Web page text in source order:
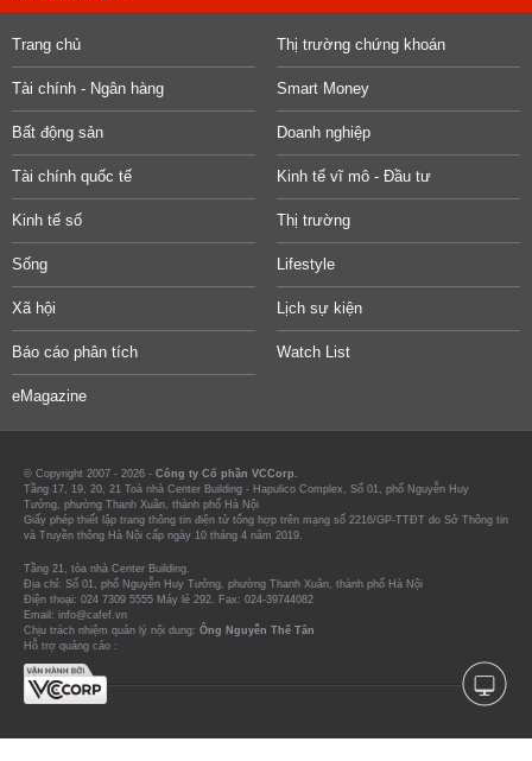
Trang chủ Thị trường chứng khoán
Tài chính - Ngân hàng Smart Money
Bất động sản Doanh nghiệp
Tài chính quốc tế Kinh tế vĩ mô - Đầu tư
Kinh tế số Thị trường
Sống Lifestyle
Xã hội Lịch sự kiện
Báo cáo phân tích Watch List
eMagazine
© Copyright 2007 - 2026 - Công ty Cổ phần VCCorp.
Tầng 17, 19, 20, 21 Toà nhà Center Building - Hapulico Complex, Số 01, phố Nguyễn Huy
Tưởng, phường Thanh Xuân, thành phố Hà Nội
Giấy phép thiết lập trang thông tin điện tử tổng hợp trên mạng số 2216/GP-TTĐT do Sở Thông tin
và Truyền thông Hà Nội cấp ngày 10 tháng 4 năm 2019.
Tầng 21, tòa nhà Center Building.
Địa chỉ: Số 01, phố Nguyễn Huy Tưởng, phường Thanh Xuân, thành phố Hà Nội
Điện thoại: 024 7309 5555 Máy lẻ 292. Fax: 024-39744082
Email: info@cafef.vn
Chịu trách nhiệm quản lý nội dung: Ông Nguyễn Thế Tân
Hỗ trợ quảng cáo :